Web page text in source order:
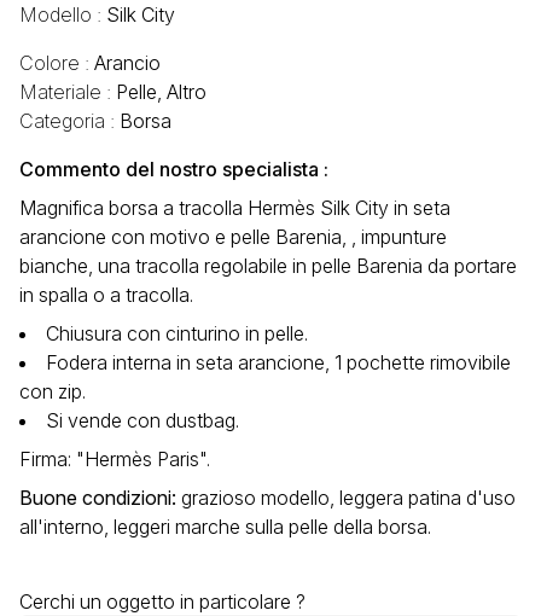
Modello : Silk City
Colore : Arancio
Materiale : Pelle, Altro
Categoria : Borsa
Commento del nostro specialista :
Magnifica borsa a tracolla Hermès Silk City in seta
arancione con motivo e pelle Barenia, , impunture
bianche, una tracolla regolabile in pelle Barenia da portare
in spalla o a tracolla.
Chiusura con cinturino in pelle.
Fodera interna in seta arancione, 1 pochette rimovibile
con zip.
Si vende con dustbag.
Firma: "Hermès Paris".
Buone condizioni: grazioso modello, leggera patina d'uso
all'interno, leggeri marche sulla pelle della borsa.
Cerchi un oggetto in particolare ?